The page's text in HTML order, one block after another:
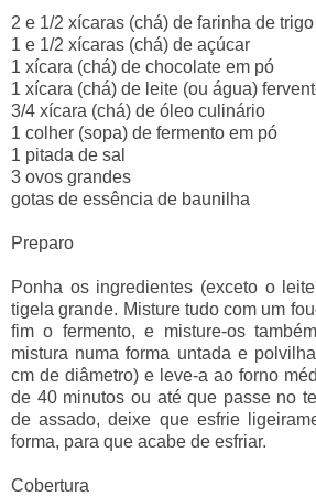
2 e 1/2 xícaras (chá) de farinha de trigo
1 e 1/2 xícaras (chá) de açúcar
1 xícara (chá) de chocolate em pó
1 xícara (chá) de leite (ou água)
3/4 xícara (chá) de óleo culinário
1 colher (sopa) de fermento em pó
1 pitada de sal
3 ovos grandes
gotas de essência de baunilha
Preparo
Ponha os ingredientes (exceto o
tigela grande. Misture tudo com um
fim o fermento, e misture-os
mistura numa forma untada e
cm de diâmetro) e leve-a ao forno
de 40 minutos ou até que passe no
de assado, deixe que esfrie
forma, para que acabe de esfriar.
Cobertura